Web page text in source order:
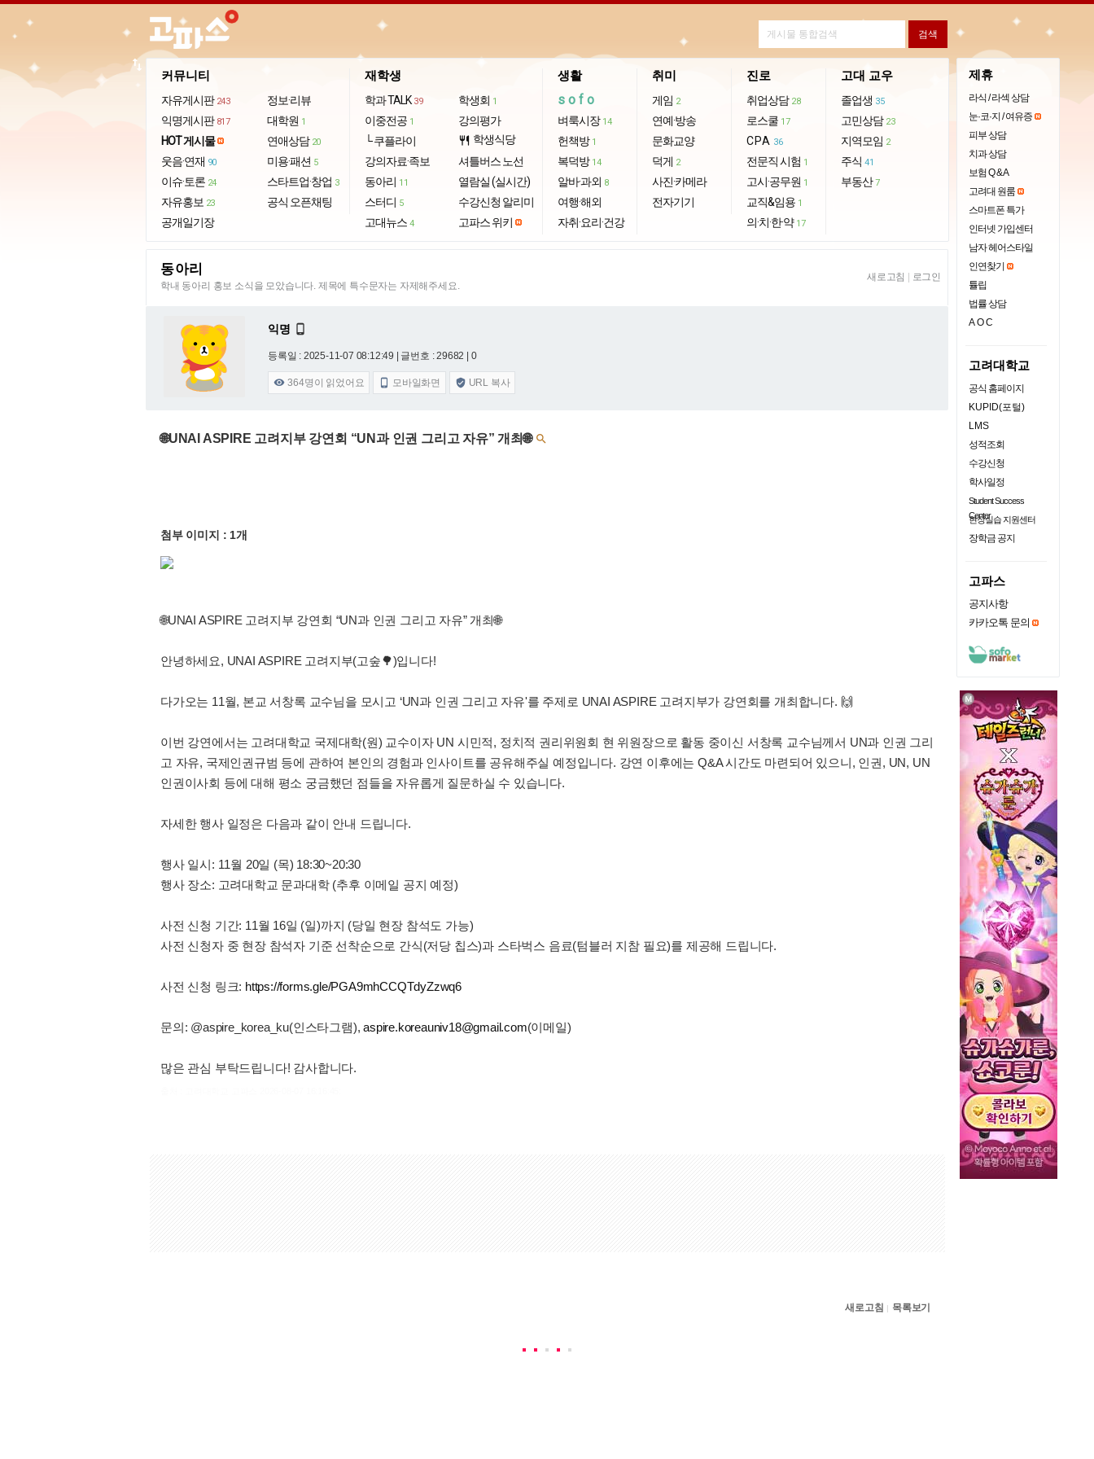
커뮤니티
자유게시판 243
익명게시판 817
HOT 게시물
웃음·연재 90
이슈·토론 24
자유홍보 23
공개일기장
정보·리뷰
대학원 1
연애상담 20
미용·패션 5
스타트업·창업 3
공식 오픈채팅
재학생
학과 TALK 39
이중전공 1
└ 쿠플라이
강의자료·족보
동아리 11
스터디 5
고대뉴스 4
학생회 1
강의평가
restaurant 학생식당
셔틀버스 노선
열람실 (실시간)
수강신청 알리미
고파스 위키
생활
sofo
벼룩시장 14
헌책방 1
복덕방 14
알바·과외 8
여행·해외
자취·요리·건강
취미
게임 2
연예·방송
문화교양
덕게 2
사진·카메라
전자기기
진로
취업상담 28
로스쿨 17
CPA 36
전문직 시험 1
고시·공무원 1
교직&임용 1
의·치·한·약 17
고대 교우
졸업생 35
고민상담 23
지역모임 2
주식 41
부동산 7
import_export
동아리
학내 동아리 홍보 소식을 모았습니다. 제목에 특수문자는 자제해주세요.
새로고침 로그인
익명 
등록일 : 2025-11-07 08:12:49 | 글번호 : 29682 | 0
 364명이 읽었어요  모바일화면  URL 복사
🌐UNAI ASPIRE 고려지부 강연회 “UN과 인권 그리고 자유” 개최🌐 
첨부 이미지 : 1개
🌐UNAI ASPIRE 고려지부 강연회 “UN과 인권 그리고 자유” 개최🌐
안녕하세요, UNAI ASPIRE 고려지부(고숲🌳)입니다!
다가오는 11월, 본교 서창록 교수님을 모시고 ‘UN과 인권 그리고 자유'를 주제로 UNAI ASPIRE 고려지부가 강연회를 개최합니다. 🙌
이번 강연에서는 고려대학교 국제대학(원) 교수이자 UN 시민적, 정치적 권리위원회 현 위원장으로 활동 중이신 서창록 교수님께서 UN과 인권 그리
고 자유, 국제인권규범 등에 관하여 본인의 경험과 인사이트를 공유해주실 예정입니다. 강연 이후에는 Q&A 시간도 마련되어 있으니, 인권, UN, UN
인권이사회 등에 대해 평소 궁금했던 점들을 자유롭게 질문하실 수 있습니다.
자세한 행사 일정은 다음과 같이 안내 드립니다.
행사 일시: 11월 20일 (목) 18:30~20:30
행사 장소: 고려대학교 문과대학 (추후 이메일 공지 예정)
사전 신청 기간: 11월 16일 (일)까지 (당일 현장 참석도 가능)
사전 신청자 중 현장 참석자 기준 선착순으로 간식(저당 칩스)과 스타벅스 음료(텀블러 지참 필요)를 제공해 드립니다.
사전 신청 링크: https://forms.gle/PGA9mhCCQTdyZzwq6
문의: @aspire_korea_ku(인스타그램),aspire.koreauniv18@gmail.com(이메일)
많은 관심 부탁드립니다! 감사합니다.
새로고침 | 목록보기
제휴
라식 / 라섹 상담
눈·코·지 / 여유증
피부 상담
치과 상담
보험 Q & A
고려대 원룸
스마트폰 특가
인터넷 가입센터
남자 헤어스타일
인연찾기
튤립
법률 상담
AOC
고려대학교
공식 홈페이지
KUPID(포털)
LMS
성적조회
수강신청
학사일정
Student Success
Center
현장실습 지원센터
장학금 공지
고파스
공지사항
카카오톡 문의